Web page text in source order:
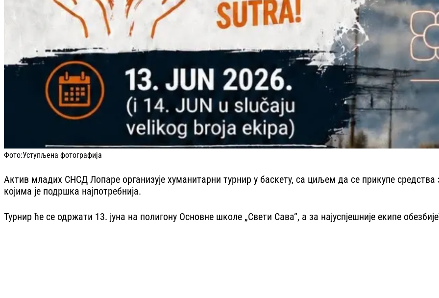
Фото:Уступљена фотографија
Актив младих СНСД Лопаре организује хуманитарни турнир у баскету, са циљем да се прикупе
којима је подршка најпотребнија.
Турнир ће се одржати 13. јуна на полигону Основне школе „Свети Сава“, а за најуспјешније екипе